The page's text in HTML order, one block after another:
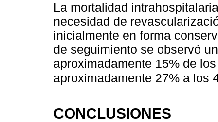
La mortalidad
necesidad de
inicialmente en forma
de seguimiento se observó
aproximadamente 15% de
aproximadamente 27% a los
CONCLUSIONES